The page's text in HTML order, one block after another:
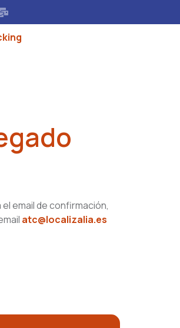
email de confirmación,
atc@localizalia.es